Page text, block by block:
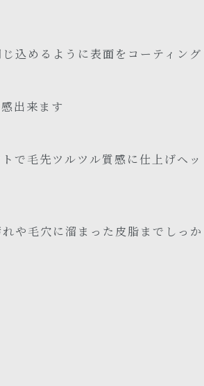
込めるように表面をコーティング
出来ます
で毛先ツルツル質感に仕上げヘ
や毛穴に溜まった皮脂までしっ